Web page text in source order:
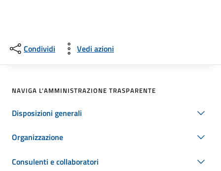
Condividi Vedi azioni
NAVIGA L'AMMINISTRAZIONE TRASPARENTE
Disposizioni generali
Organizzazione
Consulenti e collaboratori